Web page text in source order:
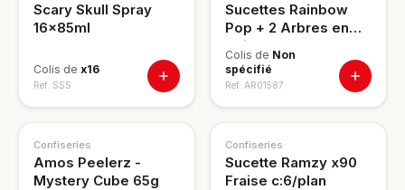
Scary Skull Spray
16x85ml
Colis de x16
Ref. SSS
Sucettes Rainbow
Pop + 2 Arbres en
Bois x100
Colis de Non
spécifié
Ref. AR01587
Confiseries
Amos Peelerz -
Mystery Cube 65g
Confiseries
Sucette Ramzy x90
Fraise c:6/plan